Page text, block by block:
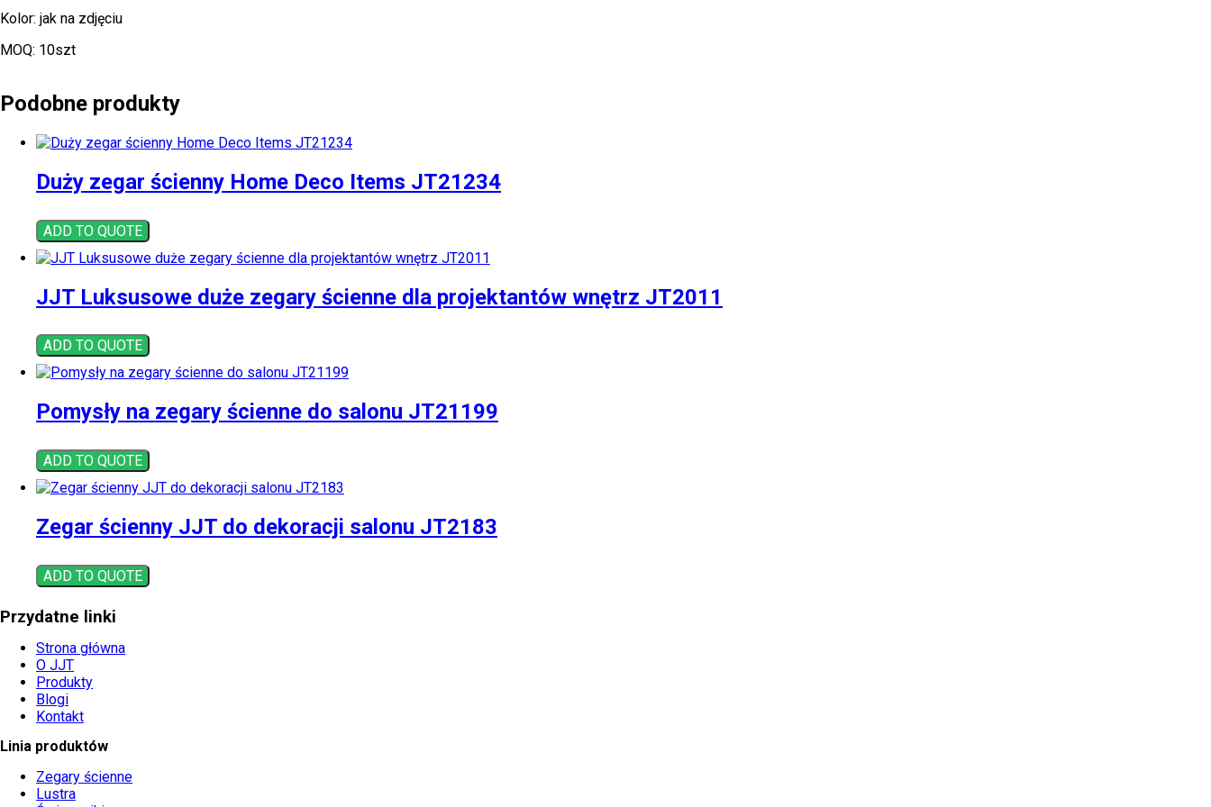
Kolor: jak na zdjęciu
MOQ: 10szt
Podobne produkty
Duży zegar ścienny Home Deco Items JT21234
ADD TO QUOTE
JJT Luksusowe duże zegary ścienne dla projektantów wnętrz JT2011
ADD TO QUOTE
Pomysły na zegary ścienne do salonu JT21199
ADD TO QUOTE
Zegar ścienny JJT do dekoracji salonu JT2183
ADD TO QUOTE
Przydatne linki
Strona główna
O JJT
Produkty
Blogi
Kontakt
Linia produktów
Zegary ścienne
Lustra